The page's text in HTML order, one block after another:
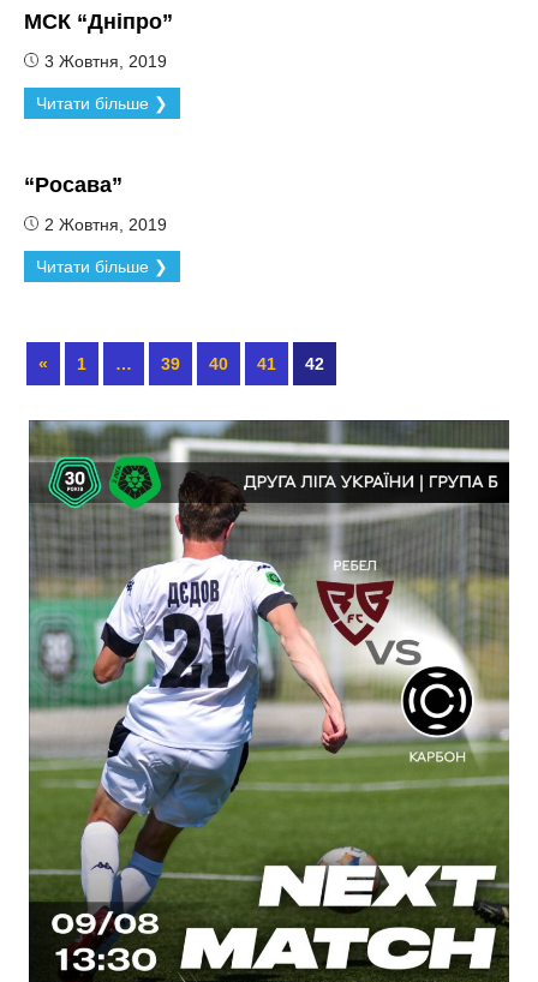
МСК “Дніпро”
3 Жовтня, 2019
Читати більше ❯
“Росава”
2 Жовтня, 2019
Читати більше ❯
« 1 … 39 40 41 42